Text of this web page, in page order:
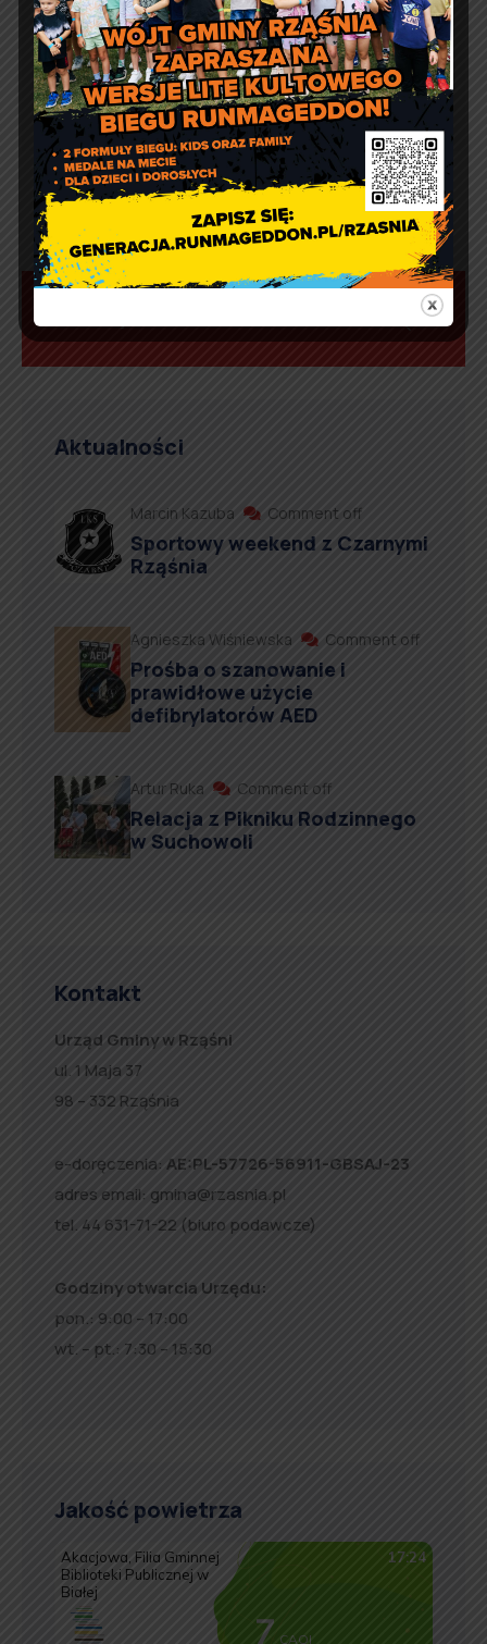
Utrudnienia w ruchu
drogowym
Aktualności
Marcin Kazuba Comment off
Sportowy weekend z Czarnymi
Rząśnia
Agnieszka Wiśniewska Comment off
Prośba o szanowanie i
prawidłowe użycie
defibrylatorów AED
Artur Ruka Comment off
Relacja z Pikniku Rodzinnego
w Suchowoli
Kontakt
Urząd Gminy w Rząśni
ul. 1 Maja 37
98 – 332 Rząśnia
e-doręczenia: AE:PL-57726-56911-GBSAJ-23
adres email: gmina@rzasnia.pl
tel. 44 631-71-22 (biuro podawcze)
Godziny otwarcia Urzędu:
pon.: 9:00 – 17:00
wt. – pt.: 7:30 – 15:30
Jakość powietrza